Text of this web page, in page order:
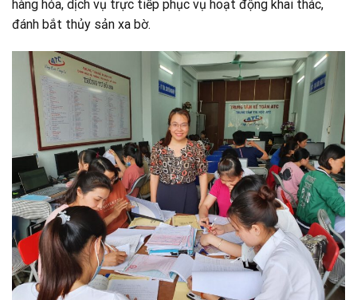
hàng hóa, dịch vụ trực tiếp phục vụ hoạt động khai thác,
đánh bắt thủy sản xa bờ.